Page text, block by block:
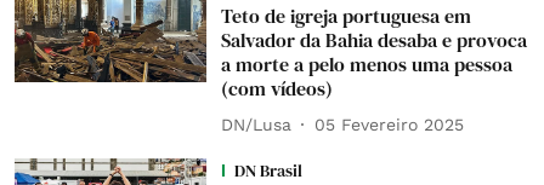
Teto de igreja portuguesa em
Salvador da Bahia desaba e provoca
a morte a pelo menos uma pessoa
(com vídeos)
DN/Lusa 05 Fevereiro 2025
DN Brasil